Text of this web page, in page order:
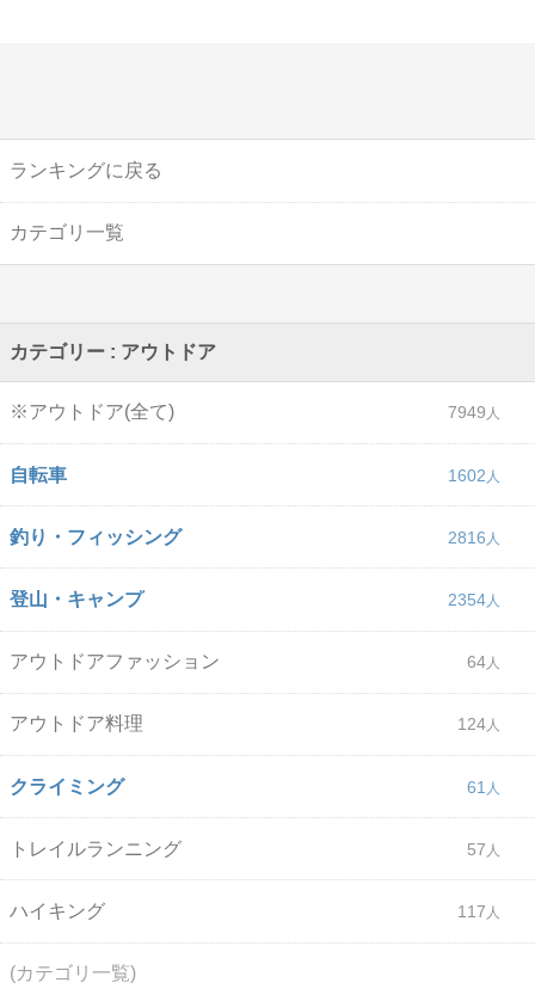
ランキングに戻る
カテゴリ一覧
カテゴリー : アウトドア
※アウトドア(全て) 7949
自転車 1602
釣り・フィッシング 2816
登山・キャンプ 2354
アウトドアファッション 64
アウトドア料理 124
クライミング 61
トレイルランニング 57
ハイキング 117
(カテゴリ一覧)